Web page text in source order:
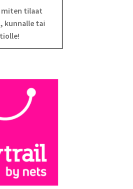
miten tilaat
kunnalle tai